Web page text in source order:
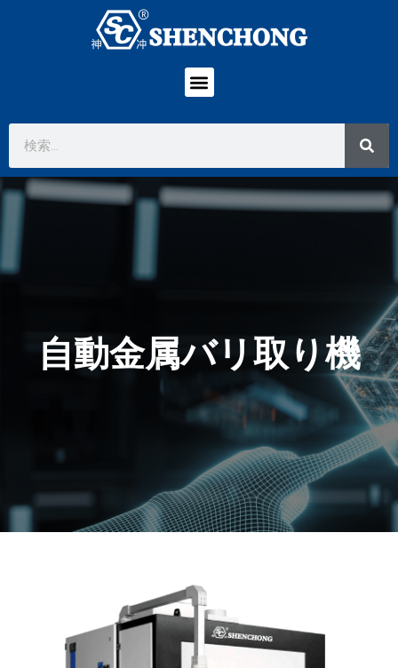
自動金属バリ取り機